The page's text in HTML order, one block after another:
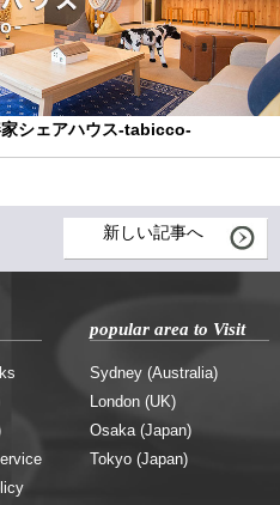
シェアハウス-tabicco-
新しい記事へ
popular area to Visit
Sydney (Australia)
London (UK)
Osaka (Japan)
Tokyo (Japan)